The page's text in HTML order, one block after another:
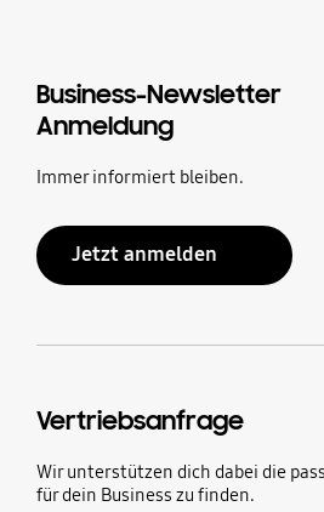
Business-Newsletter
Anmeldung
Immer informiert bleiben.
Jetzt anmelden
Vertriebsanfrage
Wir unterstützen dich dabei die
für dein Business zu finden.